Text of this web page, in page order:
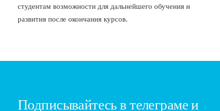
студентам возможности для дальнейшего обучения и
развития после окончания курсов.
Подписывайтесь в телеграме и